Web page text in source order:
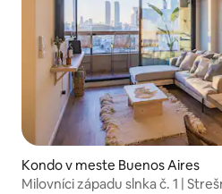
Kondo v meste Buenos Aires
Milovníci západu slnka č. 1 |